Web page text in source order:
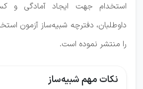
استخدام جهت ایجاد آمادگی و
داوطلبان، دفترچه شبیه‌ساز آزمون
را منتشر نموده است.
نکات مهم شبیه‌ساز